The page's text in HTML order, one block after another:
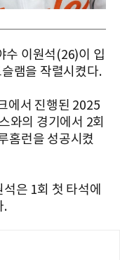
수 이원석(26)이 입
램을 작렬시켰다.
에서 진행된 2025
와의 경기에서 2회
홈런을 성공시켰
은 1회 첫 타석에
.